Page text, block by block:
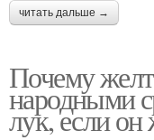
читать дальше →
Почему
народными
лук, если он